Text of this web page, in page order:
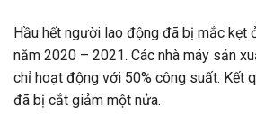
Hầu hết người lao động đã bị mắc kẹt
năm 2020 – 2021. Các nhà máy sản
chỉ hoạt động với 50% công suất. Kết
đã bị cắt giảm một nửa.